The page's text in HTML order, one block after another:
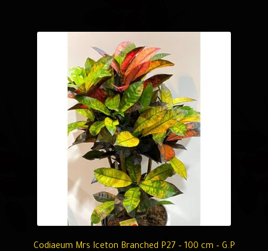
Codiaeum Mrs Iceton Branched P27 – 100 cm – G.P